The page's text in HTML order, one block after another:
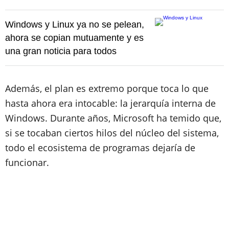
Windows y Linux ya no se pelean,
ahora se copian mutuamente y es
una gran noticia para todos
Además, el plan es extremo porque toca lo que
hasta ahora era intocable: la jerarquía interna de
Windows. Durante años, Microsoft ha temido que,
si se tocaban ciertos hilos del núcleo del sistema,
todo el ecosistema de programas dejaría de
funcionar.